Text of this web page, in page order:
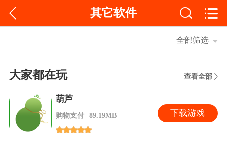
其它软件
全部筛选
大家都在玩 查看全部
葫芦
购物支付 89.19MB 下载游戏